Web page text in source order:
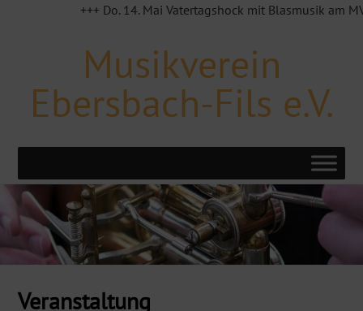
+++ Do. 14. Mai Vatertagshock mit Blasmusik am MVE
Musikverein
Ebersbach-Fils e.V.
Veranstaltung